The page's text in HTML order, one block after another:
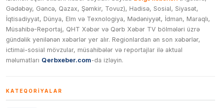
Gədəbəy, Gəncə, Qazax, Şəmkir, Tovuz), Hadisə, Sosial, Siyasət,
İqtisadiyyat, Dünya, Elm və Texnologiya, Mədəniyyət, İdman, Maraqlı,
Müsahibə-Reportaj, QHT Xəbər və Qərb Xəbər TV bölmələri üzrə
gündəlik yenilənən xəbərlər yer alır. Regionlardan ən son xəbərlər,
ictimai-sosial mövzular, müsahibələr və reportajlar ilə aktual
məlumatları Qerbxeber.com-da izləyin.
KATEQORIYALAR